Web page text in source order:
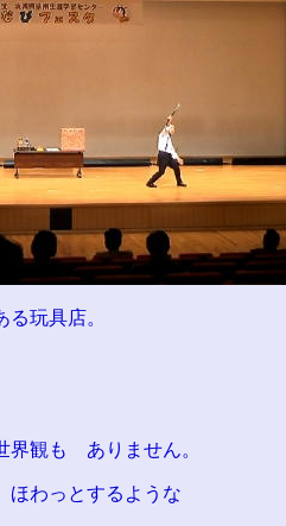
玩具店。
観も ありません。
わっとするような